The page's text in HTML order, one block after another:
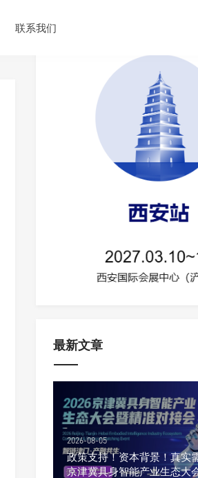
联系我们
最新文章
2026-08-05
政策支持！资本背景！真实
京津冀具身智能产业生态大